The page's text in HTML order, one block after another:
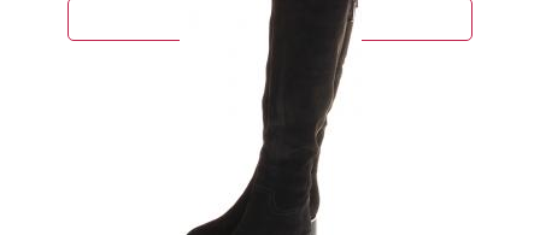
Подробнее